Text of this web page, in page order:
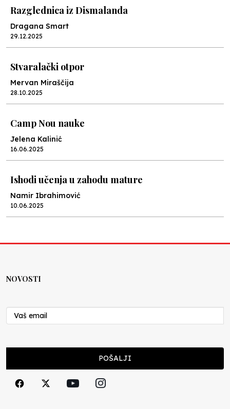
Razglednica iz Dismalanda
Dragana Smart
29.12.2025
Stvaralački otpor
Mervan Miraščija
28.10.2025
Camp Nou nauke
Jelena Kalinić
16.06.2025
Ishodi učenja u zahodu mature
Namir Ibrahimović
10.06.2025
Nenad Veličković
29.10.2024
Cuke i djeca
NOVOSTI
POŠALJI